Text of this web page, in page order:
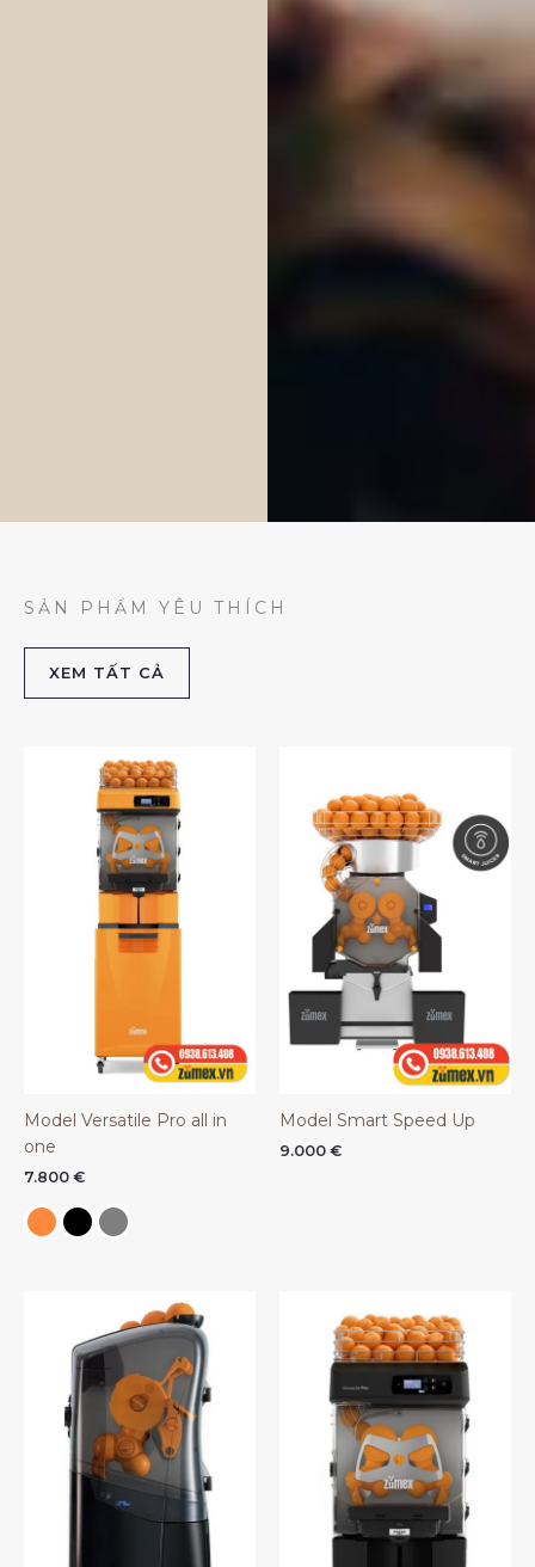
SẢN PHẨM YÊU THÍCH
XEM TẤT CẢ
Model Versatile Pro all in
one
7.800 €
Model Smart Speed Up
9.000 €